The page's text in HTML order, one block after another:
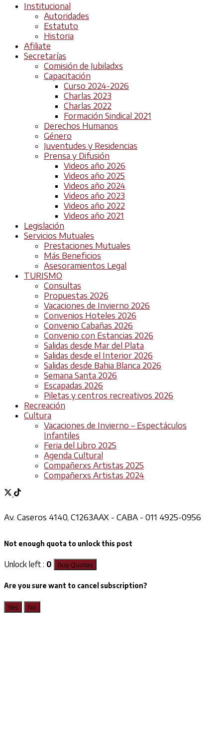
Institucional
Autoridades
Estatuto
Historia
Afiliate
Secretarías
Comisión de Jubiladxs
Capacitación
Curso 2024-2026
Charlas 2023
Charlas 2022
Formación Sindical 2021
Derechos Humanos
Género
Juventudes y Residencias
Prensa y Difusión
Videos año 2026
Videos año 2025
Videos año 2024
Videos año 2023
Videos año 2022
Videos año 2021
Legislación
Servicios Mutuales
Prestaciones Mutuales
Más Beneficios
Asesoramientos Legal
TURISMO
Consultas
Propuestas 2026
Vacaciones de Invierno 2026
Convenios Hoteles 2026
Convenio Cabañas 2026
Convenio con Estancias 2026
Salidas desde Mar del Plata
Salidas desde el Interior 2026
Salidas desde Bahia Blanca 2026
Semana Santa 2026
Escapadas 2026
Piletas y centros recreativos 2026
Recreación
Cultura
Vacaciones de Invierno – Espectáculos
Infantiles
Feria del Libro 2025
Agenda Cultural
Compañerxs Artistas 2025
Compañerxs Artistas 2024
Av. Caseros 4140, C1263AAX - CABA - 011 4925-0956
Not enough quota to unlock this post
Unlock left : 0 Buy Quotas
Are you sure want to cancel subscription?
Yes No